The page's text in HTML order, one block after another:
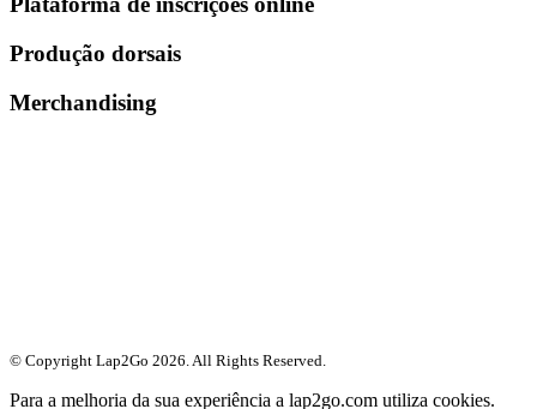
Produção dorsais
Merchandising
© Copyright Lap2Go 2026. All Rights Reserved.
Para a melhoria da sua experiência a lap2go.com utiliza cookies.